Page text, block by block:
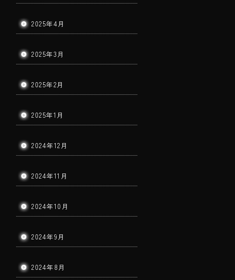
2025年4月
2025年3月
2025年2月
2025年1月
2024年12月
2024年11月
2024年10月
2024年9月
2024年8月